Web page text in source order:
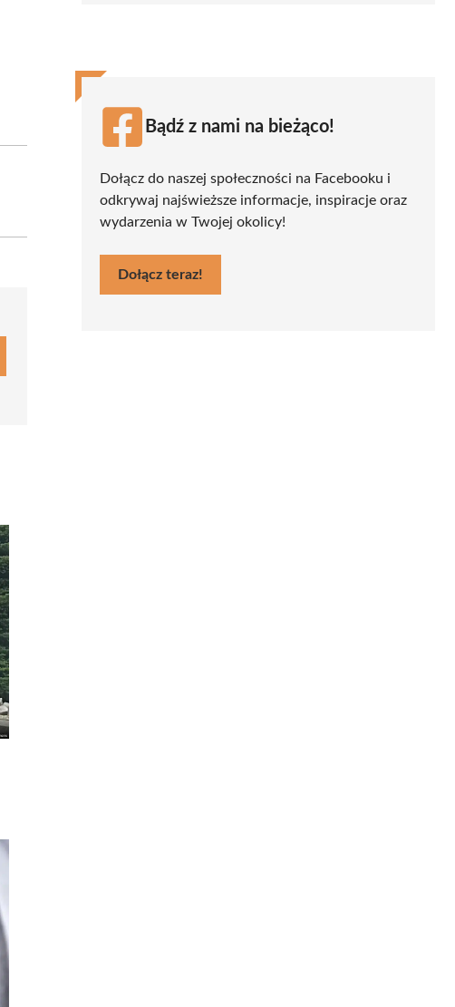
Bądź z nami na bieżąco!
Dołącz do naszej społeczności na Facebooku i
odkrywaj najświeższe informacje, inspiracje oraz
wydarzenia w Twojej okolicy!
Dołącz teraz!